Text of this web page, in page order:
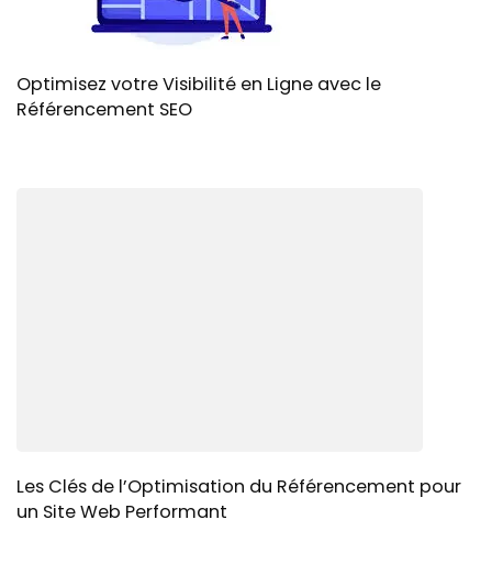
Optimisez votre Visibilité en Ligne avec le
Référencement SEO
Les Clés de l’Optimisation du Référencement pour
un Site Web Performant